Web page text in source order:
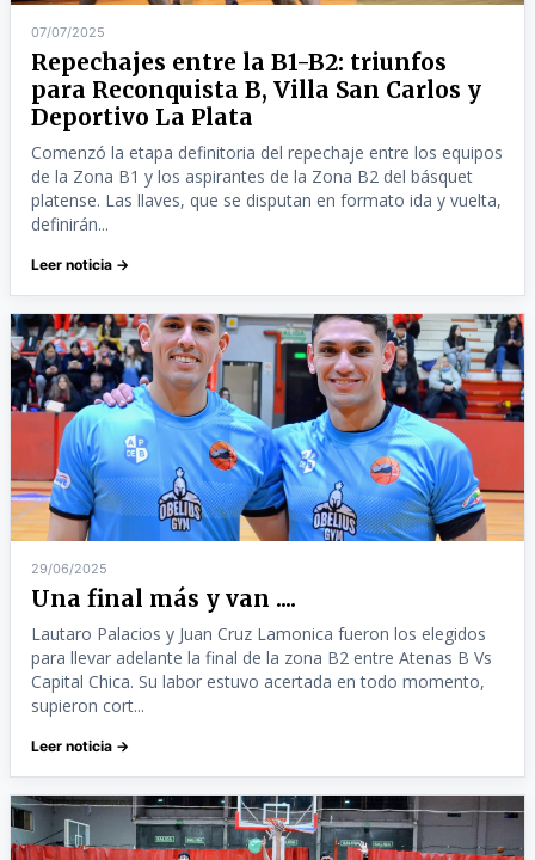
07/07/2025
Repechajes entre la B1-B2: triunfos
para Reconquista B, Villa San Carlos y
Deportivo La Plata
Comenzó la etapa definitoria del repechaje entre los equipos
de la Zona B1 y los aspirantes de la Zona B2 del básquet
platense. Las llaves, que se disputan en formato ida y vuelta,
definirán...
Leer noticia →
29/06/2025
Una final más y van ....
Lautaro Palacios y Juan Cruz Lamonica fueron los elegidos
para llevar adelante la final de la zona B2 entre Atenas B Vs
Capital Chica. Su labor estuvo acertada en todo momento,
supieron cort...
Leer noticia →